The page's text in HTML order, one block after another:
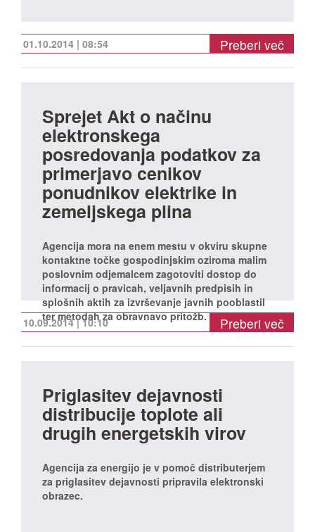
01.10.2014 | 08:54 Preberi več
Sprejet Akt o načinu
elektronskega
posredovanja podatkov za
primerjavo cenikov
ponudnikov elektrike in
zemeljskega plina
Agencija mora na enem mestu v okviru skupne
kontaktne točke gospodinjskim oziroma malim
poslovnim odjemalcem zagotoviti dostop do
informacij o pravicah, veljavnih predpisih in
splošnih aktih za izvrševanje javnih pooblastil
ter metodah za obravnavo pritožb.
10.09.2014 | 10:10 Preberi več
Priglasitev dejavnosti
distribucije toplote ali
drugih energetskih virov
Agencija za energijo je v pomoč distributerjem
za priglasitev dejavnosti pripravila elektronski
obrazec.